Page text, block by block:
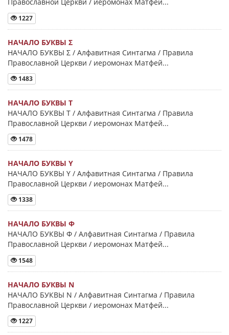
1227
НАЧАЛО БУКВЫ Σ
НАЧАЛО БУКВЫ Σ / Алфавитная Синтагма / Правила
Православной Церкви / иеромонах Матфей...
1483
НАЧАЛО БУКВЫ Τ
НАЧАЛО БУКВЫ Τ / Алфавитная Синтагма / Правила
Православной Церкви / иеромонах Матфей...
1478
НАЧАЛО БУКВЫ Y
НАЧАЛО БУКВЫ Y / Алфавитная Синтагма / Правила
Православной Церкви / иеромонах Матфей...
1338
НАЧАЛО БУКВЫ Φ
НАЧАЛО БУКВЫ Φ / Алфавитная Синтагма / Правила
Православной Церкви / иеромонах Матфей...
1548
НАЧАЛО БУКВЫ Ν
НАЧАЛО БУКВЫ Ν / Алфавитная Синтагма / Правила
Православной Церкви / иеромонах Матфей...
1227